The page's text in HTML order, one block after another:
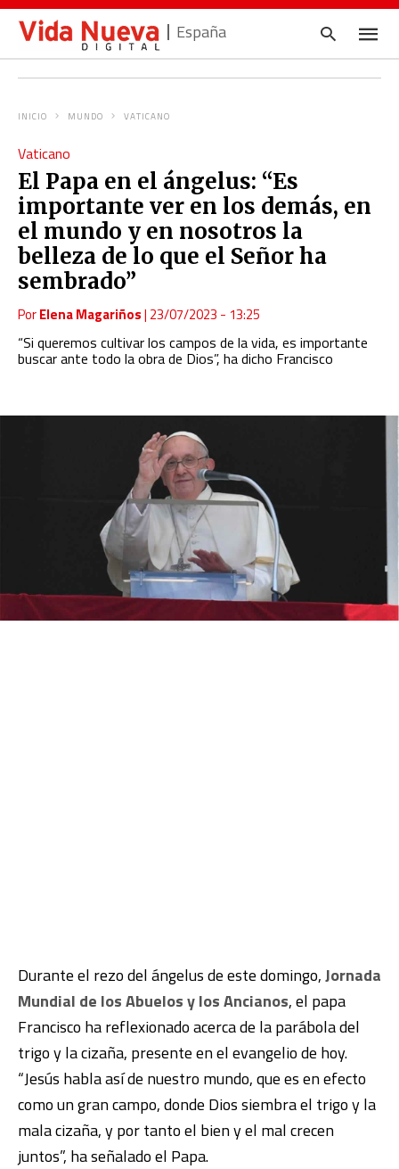
España
pulsa
en
INICIO MUNDO VATICANO
Vaticano
El Papa en el ángelus: “Es
importante ver en los demás, en
el mundo y en nosotros la
belleza de lo que el Señor ha
sembrado”
PorElena Magariños| 23/07/2023 - 13:25
“Si queremos cultivar los campos de la vida, es importante
buscar ante todo la obra de Dios”, ha dicho Francisco
Durante el rezo del ángelus de este domingo,Jornada
Mundial de los Abuelos y los Ancianos, el papa
Francisco ha reflexionado acerca de la parábola del
trigo y la cizaña, presente en el evangelio de hoy.
“Jesús habla así de nuestro mundo, que es en efecto
como un gran campo, donde Dios siembra el trigo y la
mala cizaña, y por tanto el bien y el mal crecen
juntos”, ha señalado el Papa.